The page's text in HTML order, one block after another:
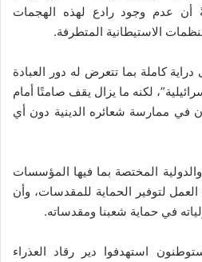
أن عدم وجود رادع لهذه الهجمات
الاستيطانية المتطرفة.
كاملة بما تتعرض له دور العبادة
لكنه ما يزال يقف صامتًا أمام
في ممارسة شعائره الدينية دون أي
المختصة بما فيها المؤسسات
لتوفير الحماية للمقدسات، وأن
في حماية شعبنا ومقدساته.
استهدفوا دير رقاد العذراء